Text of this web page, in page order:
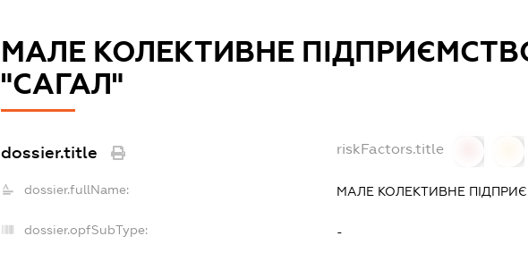
МАЛЕ КОЛЕКТИВНЕ
"САГАЛ"
dossier.title riskFactors.title
dossier.fullName: МАЛЕ КОЛЕКТИВНЕ
dossier.opfSubType: -